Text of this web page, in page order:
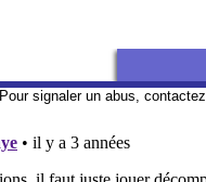
Pour signaler un abus, contactez